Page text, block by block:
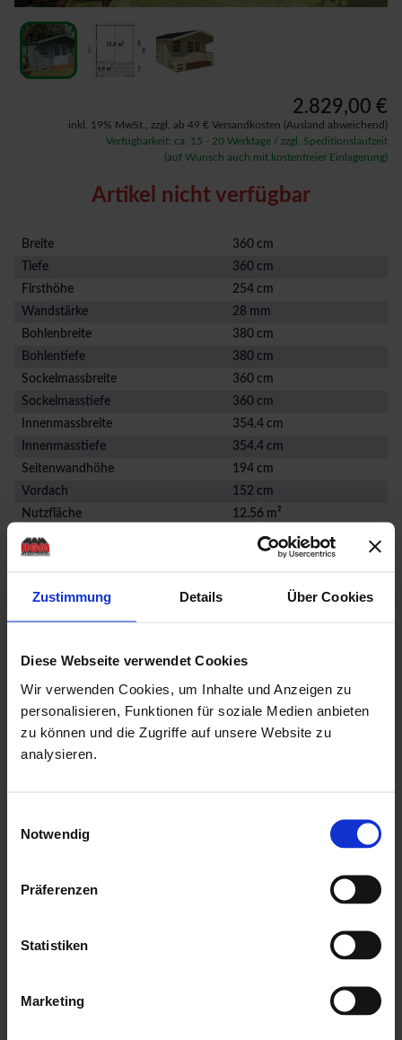
Zustimmung Details Über Cookies
Diese Webseite verwendet Cookies
Wir verwenden Cookies, um Inhalte und Anzeigen zu
personalisieren, Funktionen für soziale Medien anbieten
zu können und die Zugriffe auf unsere Website zu
analysieren.
Notwendig
Präferenzen
Statistiken
Marketing
2.829,00 €
inkl. 19% MwSt., zzgl. ab 49 € Versandkosten (Ausland abweichend)
Verfügbarkeit: ca. 15 - 20 Werktage / zzgl. Speditionslaufzeit
(auf Wunsch auch mit kostenfreier Einlagerung)
Artikel nicht verfügbar
Breite
360 cm
Tiefe
360 cm
Firsthöhe
254 cm
Wandstärke
28 mm
Bohlenbreite
380 cm
Bohlentiefe
380 cm
Sockelmassbreite
360 cm
Sockelmasstiefe
360 cm
Innenmassbreite
354.4 cm
Innenmasstiefe
354.4 cm
Seitenwandhöhe
194 cm
Vordach
152 cm
Nutzfläche
12.56 m²
Rauminhalt
29.39 m³
Räume
Produktbeschreibung
Fichtenholz
19 mm Blockbohlenstärke mit einfacher Nut & Feder
winddichter Eckversatz durch Schweizer-Charlet-
Drückergarnitur & Profilzylinderschloss für Doppeltür
mit einer ausführlichen, deutschen Montageanleitung